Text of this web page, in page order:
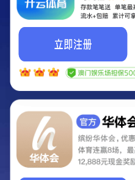
Hey
我们即